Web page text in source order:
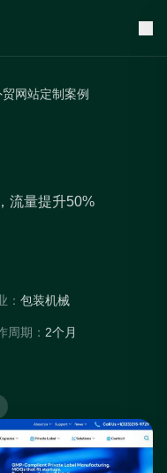
网站定制案例
流量提升50%
： 包装机械
周期： 2个月